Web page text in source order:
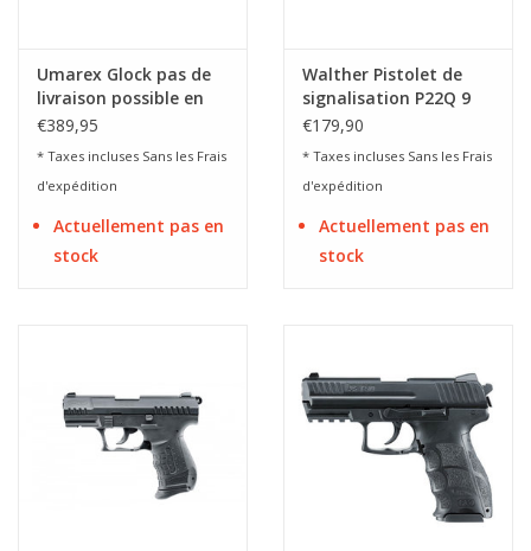
Umarex Glock pas de
livraison possible en
France
€389,95
* Taxes incluses Sans les Frais
d'expédition
Actuellement pas en
stock
Walther Pistolet de
signalisation P22Q 9
mm PAK, finition nickel
€179,90
* Taxes incluses Sans les Frais
d'expédition
Actuellement pas en
stock